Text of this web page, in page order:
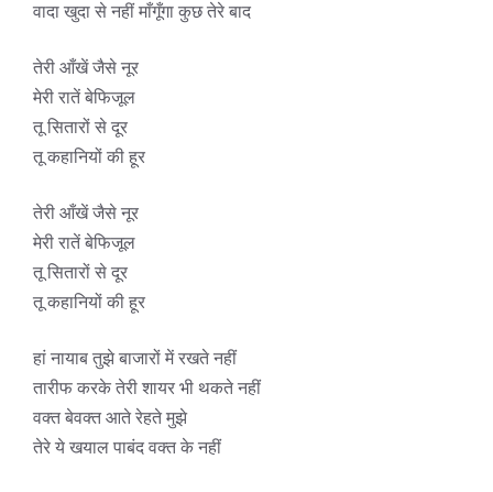
वादा खुदा से नहीं माँगूँगा कुछ तेरे बाद
तेरी आँखें जैसे नूर
मेरी रातें बेफिजूल
तू सितारों से दूर
तू कहानियों की हूर
तेरी आँखें जैसे नूर
मेरी रातें बेफिजूल
तू सितारों से दूर
तू कहानियों की हूर
हां नायाब तुझे बाजारों में रखते नहीं
तारीफ करके तेरी शायर भी थकते नहीं
वक्त बेवक्त आते रेहते मुझे
तेरे ये खयाल पाबंद वक्त के नहीं